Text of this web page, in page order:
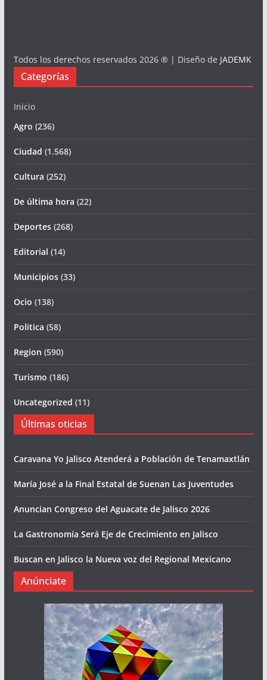
Todos los derechos reservados 2026 ® | Diseño de JADEMK
Categorías
Inicio
Agro (236)
Ciudad (1.568)
Cultura (252)
De última hora (22)
Deportes(268)
Editorial (14)
Municipios(33)
Ocio (138)
Politica (58)
Region (590)
Turismo (186)
Uncategorized (11)
Últimas oticias
Caravana Yo Jalisco Atenderá a Población de Tenamaxtlán
María José a la Final Estatal de Suenan Las Juventudes
Anuncian Congreso del Aguacate de Jalisco 2026
La Gastronomía Será Eje de Crecimiento en Jalisco
Buscan en Jalisco la Nueva voz del Regional Mexicano
Anúnciate